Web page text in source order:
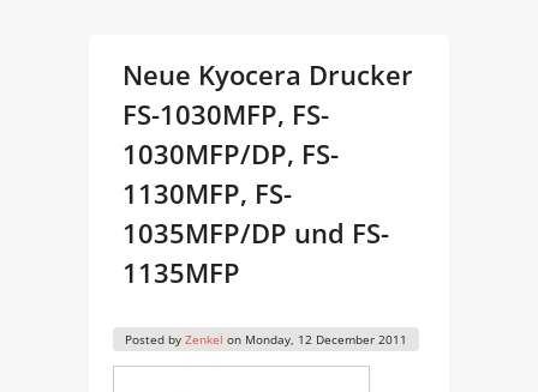
Neue Kyocera Drucker
FS-1030MFP, FS-
1030MFP/DP, FS-
1130MFP, FS-
1035MFP/DP und FS-
1135MFP
Posted by Zenkel on Monday, 12 December 2011